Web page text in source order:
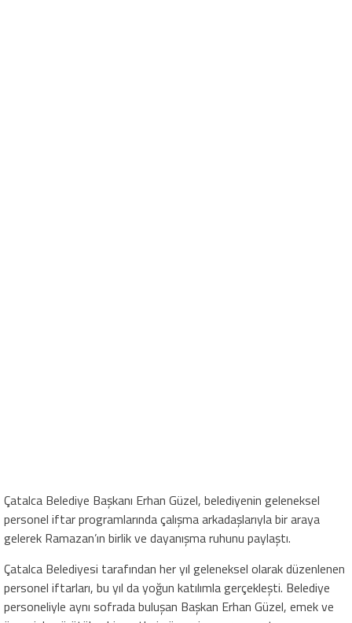
Çatalca Belediye Başkanı Erhan Güzel, belediyenin geleneksel
personel iftar programlarında çalışma arkadaşlarıyla bir araya
gelerek Ramazan’ın birlik ve dayanışma ruhunu paylaştı.
Çatalca Belediyesi tarafından her yıl geleneksel olarak düzenlenen
personel iftarları, bu yıl da yoğun katılımla gerçekleşti. Belediye
personeliyle aynı sofrada buluşan Başkan Erhan Güzel, emek ve